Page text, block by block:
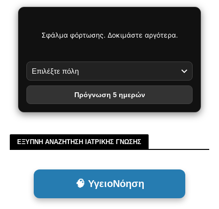
Σφάλμα φόρτωσης. Δοκιμάστε αργότερα.
Πρόγνωση 5 ημερών
ΕΞΥΠΝΗ ΑΝΑΖΗΤΗΣΗ ΙΑΤΡΙΚΗΣ ΓΝΩΣΗΣ
🧠 ΥγειοΝόηση